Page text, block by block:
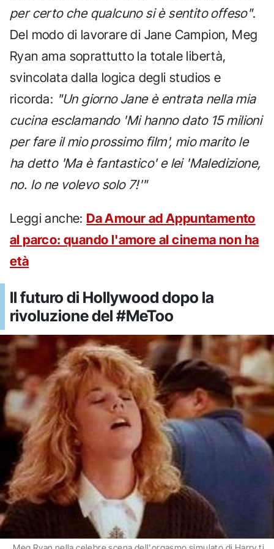
per certo che qualcuno si è sentito offeso".
Del modo di lavorare di Jane Campion, Meg
Ryan ama soprattutto la totale libertà,
svincolata dalla logica degli studios e
ricorda: "Un giorno Jane è entrata nella mia
cucina esclamando 'Mi hanno dato 15 milioni
per fare il mio prossimo film', mio marito le
ha detto 'Ma è fantastico' e lei 'Maledizione,
no. Io ne volevo solo 7!'"
Leggi anche: Da Amour ad Appuntamento
al parco: quando l'amore al cinema non ha
età
Il futuro di Hollywood dopo la
rivoluzione del #MeToo